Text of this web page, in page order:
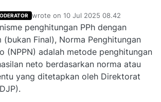
wrote on 10 Jul 2025 08.42
last edited by
penghitungan PPh dengan
(bukan Final), Norma Penghitungan
(NPPN) adalah metode penghitungan
neto berdasarkan norma atau
yang ditetapkan oleh Direktorat